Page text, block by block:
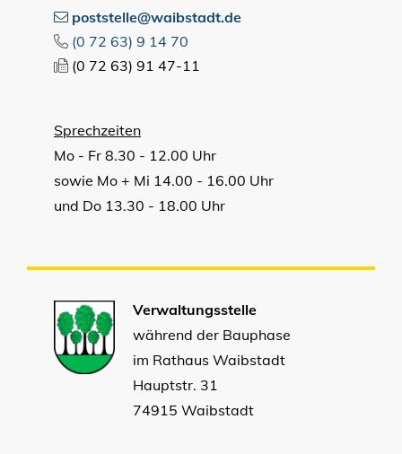
poststelle@waibstadt.de
(0 72 63) 9 14 70
(0 72 63) 91 47-11
Sprechzeiten
Mo - Fr 8.30 - 12.00 Uhr
sowie Mo + Mi 14.00 - 16.00 Uhr
und Do 13.30 - 18.00 Uhr
Verwaltungsstelle
während der Bauphase
im Rathaus Waibstadt
Hauptstr. 31
74915 Waibstadt